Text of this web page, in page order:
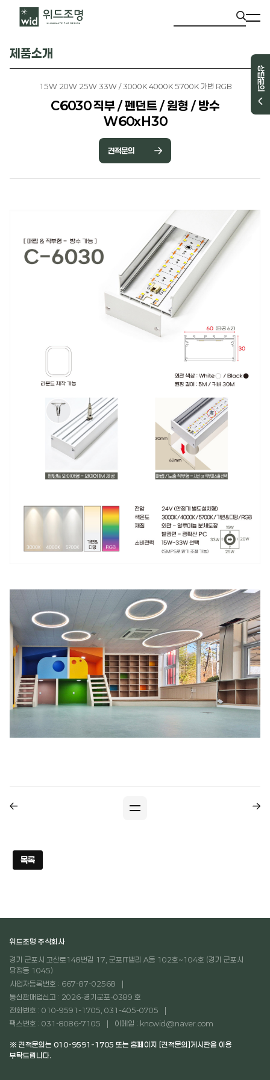
상담문의
제품소개
15W 20W 25W 33W / 3000K 4000K 5700K 가변 RGB
C6030 직부 / 펜던트 / 원형 / 방수
W60xH30
견적문의
목록
위드조명 주식회사
경기 군포시 고산로148번길 17, 군포IT밸리 A동 102호~104호 (경기 군포시
당정동 1045)
사업자등록번호 : 667-87-02568
통신판매업신고 : 2026-경기군포-0389 호
전화번호 : 010-9591-1705, 031-405-0705
팩스번호 : 031-8086-7105
이메일 : kncwid@naver.com
※ 견적문의는 010-9591-1705 또는 홈페이지 [견적문의]게시판을 이용
부탁드립니다.